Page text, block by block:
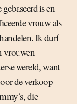
is en
vrouw als
Ik durf
vrouwen
wereld, want
de verkoop
die